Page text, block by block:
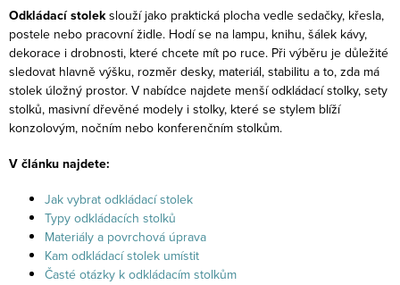
c
í
p
r
v
k
v
á
n
k
o
v
á
n
Odkládací stolekslouží jako praktická plocha vedle sedačky, křesla,
postele nebo pracovní židle. Hodí se na lampu, knihu, šálek kávy,
dekorace i drobnosti, které chcete mít po ruce. Při výběru je důležité
sledovat hlavně výšku, rozměr desky, materiál, stabilitu a to, zda má
stolek úložný prostor. V nabídce najdete menší odkládací stolky, sety
stolků, masivní dřevěné modely i stolky, které se stylem blíží
konzolovým, nočním nebo konferenčním stolkům.
V článku najdete:
Jak vybrat odkládací stolek
Typy odkládacích stolků
Materiály a povrchová úprava
Kam odkládací stolek umístit
Časté otázky k odkládacím stolkům